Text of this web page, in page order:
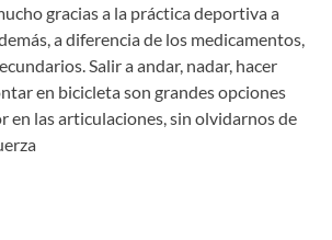
gracias a la práctica deportiva a
a diferencia de los medicamentos,
Salir a andar, nadar, hacer
en bicicleta son grandes opciones
en las articulaciones, sin olvidarnos de